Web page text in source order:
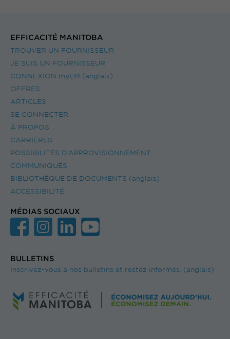
EFFICACITÉ MANITOBA
TROUVER UN FOURNISSEUR
JE SUIS UN FOURNISSEUR
CONNEXION myEM (anglais)
OFFRES
ARTICLES
SE CONNECTER
À PROPOS
CARRIÈRES
POSSIBILITÉS D’APPROVISIONNEMENT
COMMUNIQUÉS
BIBLIOTHÈQUE DE DOCUMENTS (anglais)
ACCESSIBILITÉ
MÉDIAS SOCIAUX
BULLETINS
Inscrivez-vous à nos bulletins et restez informés. (anglais)